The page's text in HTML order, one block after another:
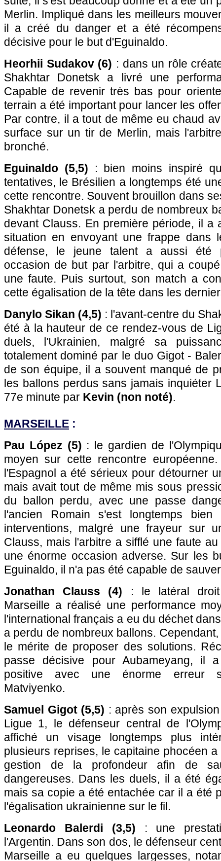
Merlin. Impliqué dans les meilleurs
il a créé du danger et a été
décisive pour le but d'Eguinaldo.
Heorhii Sudakov (6) : dans un rôle
Shakhtar Donetsk a livré une
Capable de revenir très bas pour
terrain a été important pour lancer les
Par contre, il a tout de même eu chaud
surface sur un tir de Merlin, mais
bronché.
Eguinaldo (5,5) : bien moins inspiré
tentatives, le Brésilien a longtemps été
cette rencontre. Souvent brouillon dans
Shakhtar Donetsk a perdu de nombreux
devant Clauss. En première période, il a
situation en envoyant une frappe dans
défense, le jeune talent a aussi été
occasion de but par l'arbitre, qui a
une faute. Puis surtout, son match a
cette égalisation de la tête dans les
Danylo Sikan (4,5) : l'avant-centre du
été à la hauteur de ce rendez-vous de
duels, l'Ukrainien, malgré sa
totalement dominé par le duo Gigot -
de son équipe, il a souvent manqué de
les ballons perdus sans jamais inquiéter
77e minute par Kevin (non noté).
MARSEILLE :
Pau López (5) : le gardien de
moyen sur cette rencontre
l'Espagnol a été sérieux pour détourner
mais avait tout de même mis sous
du ballon perdu, avec une passe
l'ancien Romain s'est longtemps
interventions, malgré une frayeur sur
Clauss, mais l'arbitre a sifflé une faute
une énorme occasion adverse. Sur les
Eguinaldo, il n'a pas été capable de
Jonathan Clauss (4) : le latéral
Marseille a réalisé une performance
l'international français a eu du déchet
a perdu de nombreux ballons.
le mérite de proposer des solutions.
passe décisive pour Aubameyang, il
positive avec une énorme erreur
Matviyenko.
Samuel Gigot (5,5) : après son
Ligue 1, le défenseur central de
affiché un visage longtemps plus
plusieurs reprises, le capitaine phocéen
gestion de la profondeur afin de
dangereuses. Dans les duels, il a été
mais sa copie a été entachée car il a été
l'égalisation ukrainienne sur le fil.
Leonardo Balerdi (3,5) : une
l'Argentin. Dans son dos, le défenseur
Marseille a eu quelques largesses,